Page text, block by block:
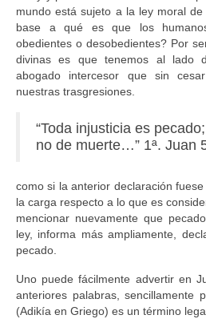
mundo está sujeto a la ley moral
base a qué es que los
obedientes o desobedientes? Por
divinas es que tenemos al lado
abogado intercesor que sin
nuestras trasgresiones.
“Toda injusticia es
no de muerte…” 1ª. Juan
como si la anterior declaración
la carga respecto a lo que es
mencionar nuevamente que
ley, informa más ampliamente,
pecado.
Uno puede fácilmente advertir en
anteriores palabras, sencillamente
(Adikía en Griego) es un término